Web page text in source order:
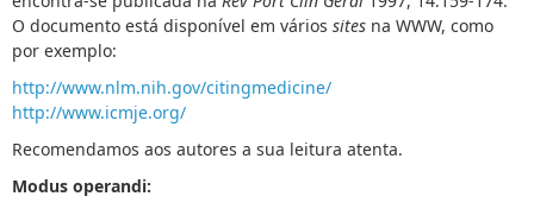
O documento está disponível em vários sites na WWW, como
por exemplo:
http://www.nlm.nih.gov/citingmedicine/
http://www.icmje.org/
Recomendamos aos autores a sua leitura atenta.
Modus operandi: